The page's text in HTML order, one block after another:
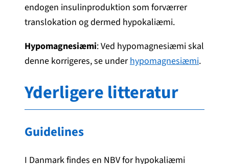
endogen insulinproduktion som forværrer
translokation og dermed hypokaliæmi.
Hypomagnesiæmi: Ved hypomagnesiæmi skal
denne korrigeres, se underhypomagnesiæmi.
Yderligere litteratur
Guidelines
I Danmark findes en NBV for hypokaliæmi